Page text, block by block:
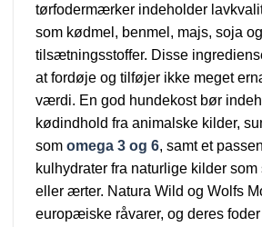
tørfodermærker indeholder
som kødmel, benmel, majs, soja
tilsætningsstoffer. Disse
at fordøje og tilføjer ikke meget
værdi. En god hundekost bør
kødindhold fra animalske kilder,
som omega 3 og 6, samt et
kulhydrater fra naturlige kilder
eller ærter. Natura Wild og Wolfs
europæiske råvarer, og deres